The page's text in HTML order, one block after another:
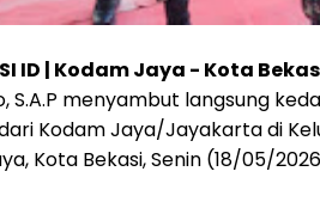
ID | Kodam Jaya - Kota
S.A.P menyambut langsung
Kodam Jaya/Jayakarta di
Kota Bekasi, Senin (18/05/